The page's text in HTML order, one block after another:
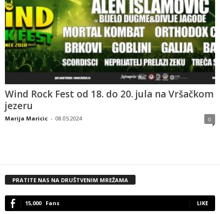
Wind Rock Fest od 18. do 20. jula na Vršačkom
jezeru
Marija Maricic - 08.05.2024 0
PRATITE NAS NA DRUŠTVENIM MREŽAMA
15,000 Fans LIKE